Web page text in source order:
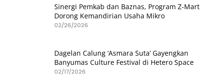
Sinergi Pemkab dan Baznas, Program Z-Mart
Dorong Kemandirian Usaha Mikro
02/26/2026
Dagelan Calung ‘Asmara Suta’ Gayengkan
Banyumas Culture Festival di Hetero Space
02/17/2026